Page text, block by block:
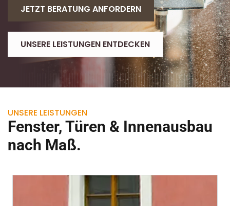
JETZT BERATUNG ANFORDERN
UNSERE LEISTUNGEN ENTDECKEN
UNSERE LEISTUNGEN
Fenster, Türen & Innenausbau
nach Maß.